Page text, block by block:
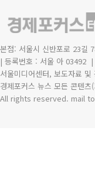
본점: 서울시 신반포로 23길
| 등록번호 : 서울 아 03492
서울미디어센터, 보도자료
경제포커스 뉴스 모든 콘텐
All rights reserved. mail